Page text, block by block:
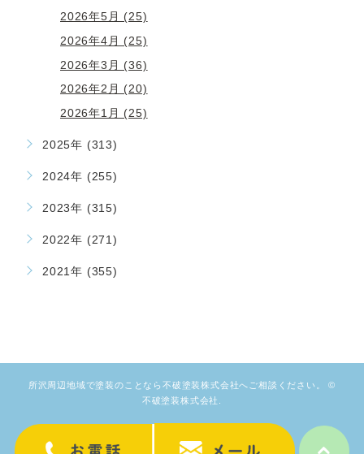
2026年5月 (25)
2026年4月 (25)
2026年3月 (36)
2026年2月 (20)
2026年1月 (25)
2025年 (313)
2024年 (255)
2023年 (315)
2022年 (271)
2021年 (355)
所沢周辺地域で塗装のことなら不破塗装株式会社へご相談ください。 ©
不破塗装株式会社.